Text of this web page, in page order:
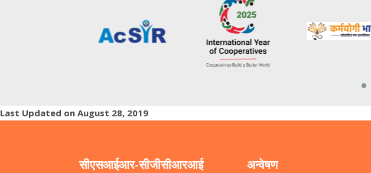
Last Updated on August 28, 2019
सीएसआईआर-सीजीसीआरआई अन्वेषण